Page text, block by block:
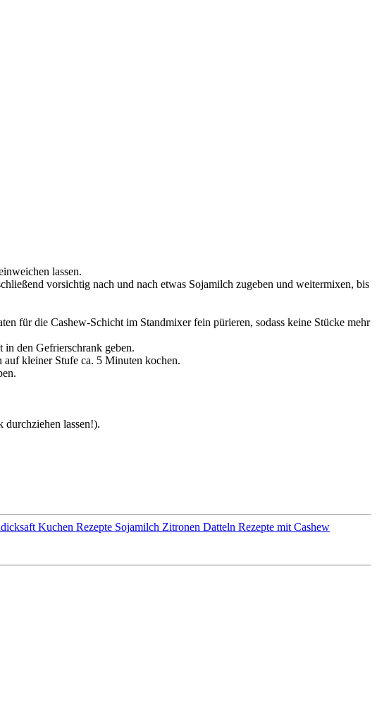
lassen.
vorsichtig nach und nach etwas Sojamilch zugeben und weitermixen, bis
für die Cashew-Schicht im Standmixer fein pürieren, sodass keine Stücke mehr
den Gefrierschrank geben.
auf kleiner Stufe ca. 5 Minuten kochen.
lassen!).
Kuchen Rezepte Sojamilch Zitronen Datteln Rezepte mit Cashew